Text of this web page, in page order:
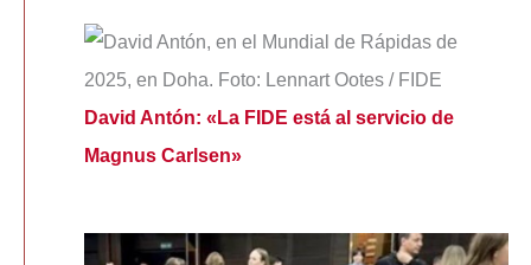
David Antón: «La FIDE está al servicio de
Magnus Carlsen»